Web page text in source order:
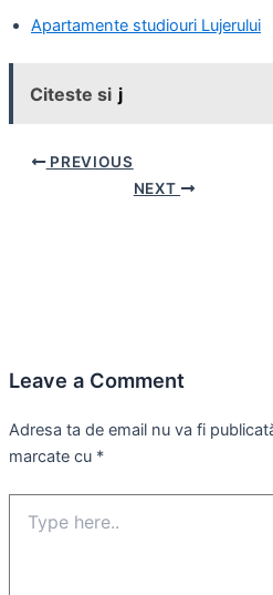
Apartamente studiouri Lujerului
Citeste si j
Post PREVIOUS
NEXT
Leave a Comment
Adresa ta de email nu va fi
marcate cu *
here..